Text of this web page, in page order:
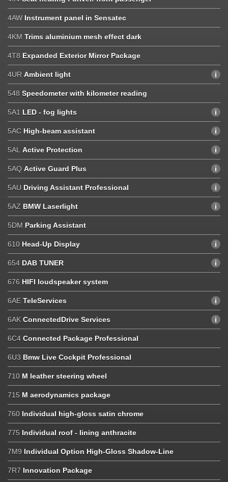
4AW Instrument panel in Sensatec
4KM Trims aluminium mesh effect dark
4T8 Expanded Exterior Mirror Package
4UR Ambient light
548 Speedometer with kilometer reading
5A1 LED - fog lights
5AC High-beam assistant
5AL Active Protection
5AQ Active Guard Plus
5AU Driving Assistant Professional
5AZ BMW Laserlight
5DM Parking Assistant
610 Head-Up Display
654 DAB TUNER
676 HIFI loudspeaker system
6AE TeleServices
6AK ConnectedDrive Services
6C4 Connected Package Professional
6U3 Bmw Live Cockpit Professional
710 M leather steering wheel
715 M aerodynamics package
760 Individual high-gloss satin chrome
775 Individual roof - lining anthracite
7M9 Individual Option High-Gloss Shadow-Line
7R7 Innovation Package